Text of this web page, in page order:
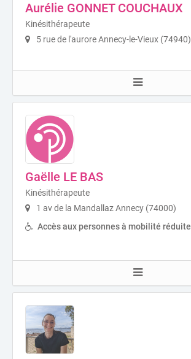
Aurélie GONNET COUCHAUX
Kinésithérapeute
5 rue de l'aurore Annecy-le-Vieux (74940)
Gaëlle LE BAS
Kinésithérapeute
1 av de la Mandallaz Annecy (74000)
Accès aux personnes à mobilité réduite